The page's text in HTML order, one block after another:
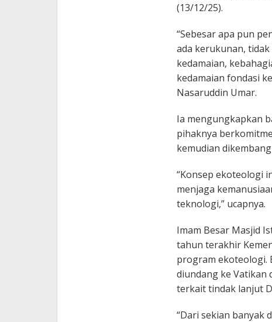
(13/12/25).
“Sebesar apa pun
ada kerukunan,
kedamaian,
kedamaian fondasi
Nasaruddin Umar.
Ia mengungkapkan
pihaknya
kemudian
“Konsep ekoteologi
menjaga
teknologi,” ucapnya.
Imam Besar Masjid
tahun terakhir
program ekoteologi.
diundang ke Vatikan
terkait tindak lanjut
“Dari sekian banyak